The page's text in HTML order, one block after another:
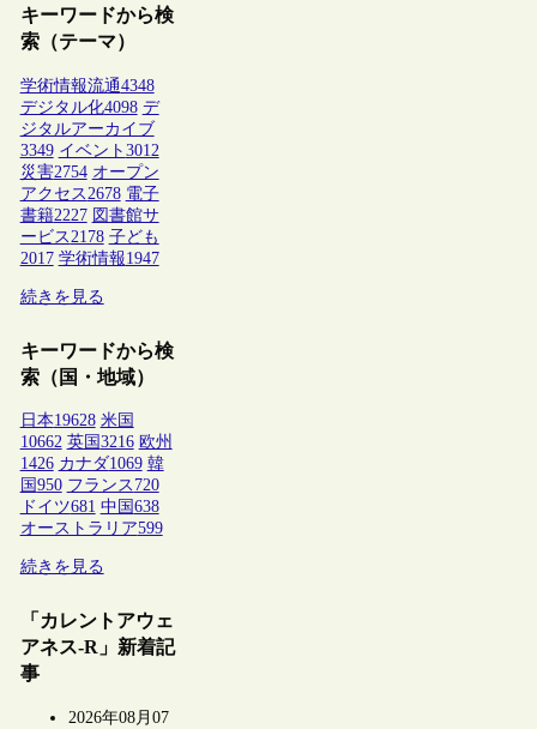
キーワードから検
索（テーマ）
学術情報流通4348
デジタル化4098 デ
ジタルアーカイブ
3349 イベント 3012
災害2754 オープン
アクセス 2678 電子
書籍2227 図書館サ
ービス 2178 子ども
2017 学術情報1947
続きを見る
キーワードから検
索（国・地域）
日本19628 米国
10662 英国 3216 欧州
1426 カナダ1069 韓
国 950 フランス 720
ドイツ681 中国 638
オーストラリア599
続きを見る
「カレントアウェ
アネス-R」新着記
事
2026年08月07